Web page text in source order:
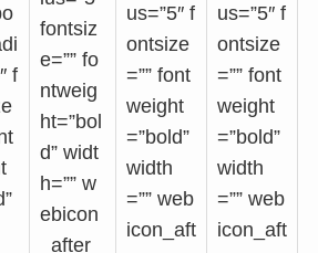
f
fontsiz
e=”” fo
ntweig
ht=”bol
d” widt
h=”” w
ebicon
_after
us=”5″ f
ontsize
=”” font
weight
=”bold”
width
=”” web
icon_aft
us=”5″ f
ontsize
=”” font
weight
=”bold”
width
=”” web
icon_aft